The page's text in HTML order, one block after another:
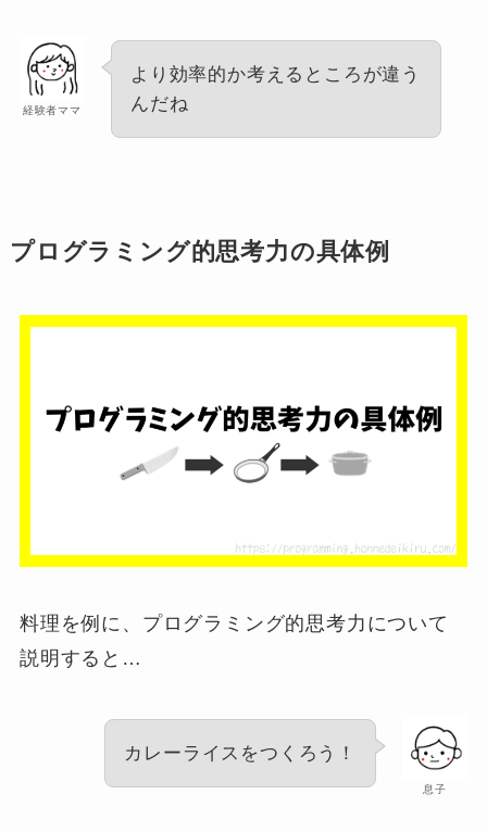
経験者ママ
より効率的か考えるところが違う
んだね
プログラミング的思考力の具体例
料理を例に、プログラミング的思考力について
説明すると…
息子
カレーライスをつくろう！